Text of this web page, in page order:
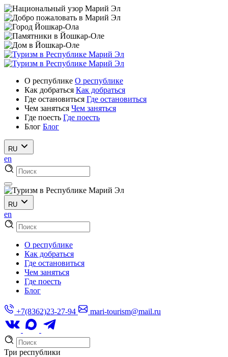
О республике О республике
Как добраться Как добраться
Где остановиться Где остановиться
Чем заняться Чем заняться
Где поесть Где поесть
Блог Блог
RU
en
RU
en
О республике
Как добраться
Где остановиться
Чем заняться
Где поесть
Блог
+7(8362)23-27-94 mari-tourism@mail.ru
Три республики